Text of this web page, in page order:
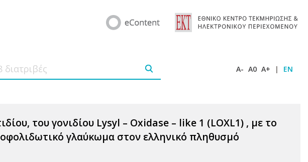
A- A0 A+ | EN
του γονιδίου Lysyl – Oxidase – like 1 (LOXL1) , με το
γλαύκωμα στον ελληνικό πληθυσμό